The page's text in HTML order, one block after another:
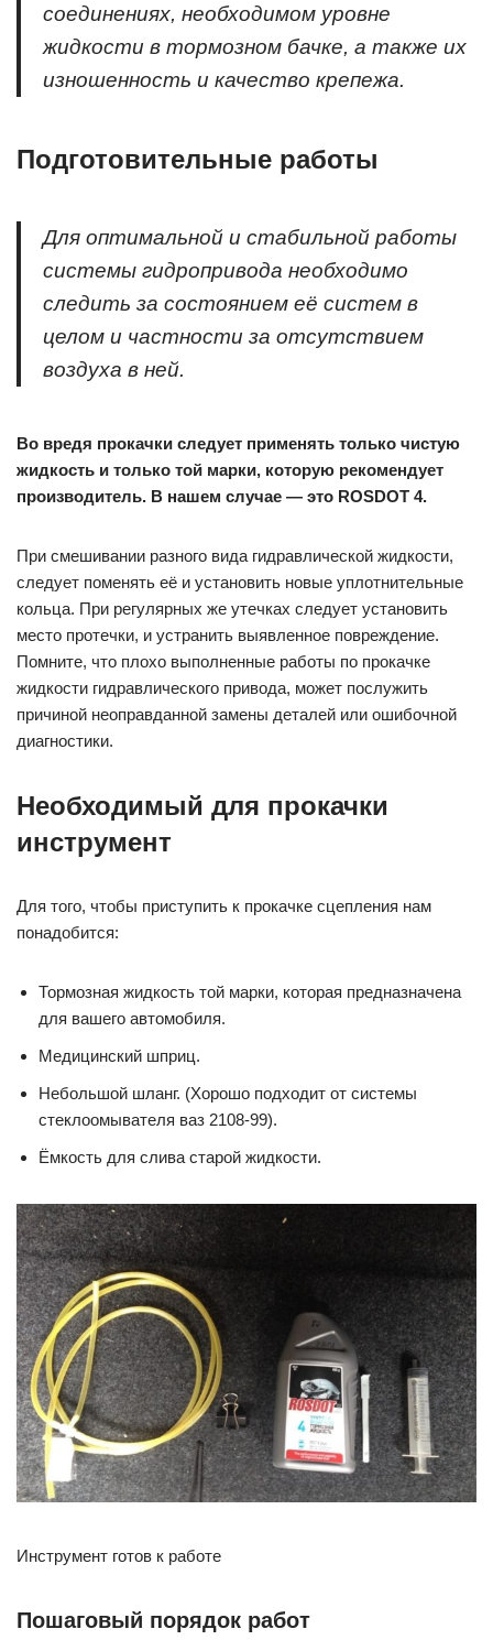
соединениях, необходимом уровне
жидкости в тормозном бачке, а также их
изношенность и качество крепежа.
Подготовительные работы
Для оптимальной и стабильной работы
системы гидропривода необходимо
следить за состоянием её систем в
целом и частности за отсутствием
воздуха в ней.
Во вредя прокачки следует применять только чистую
жидкость и только той марки, которую рекомендует
производитель. В нашем случае — это ROSDOT 4.
При смешивании разного вида гидравлической жидкости,
следует поменять её и установить новые уплотнительные
кольца. При регулярных же утечках следует установить
место протечки, и устранить выявленное повреждение.
Помните, что плохо выполненные работы по прокачке
жидкости гидравлического привода, может послужить
причиной неоправданной замены деталей или ошибочной
диагностики.
Необходимый для прокачки
инструмент
Для того, чтобы приступить к прокачке сцепления нам
понадобится:
Тормозная жидкость той марки, которая предназначена
для вашего автомобиля.
Медицинский шприц.
Небольшой шланг. (Хорошо подходит от системы
стеклоомывателя ваз 2108-99).
Ёмкость для слива старой жидкости.
Инструмент готов к работе
Пошаговый порядок работ